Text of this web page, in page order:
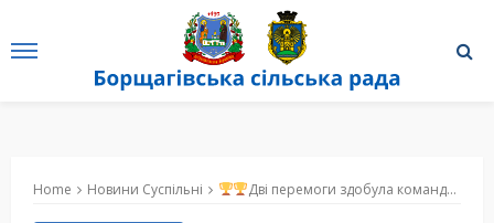
Home Новини Суспільні Дві перемоги здобула команда волейболісток ДЮСШ «БОРЩАГІВЕЦЬ» у Чемпіонаті Київської області з волейболу!